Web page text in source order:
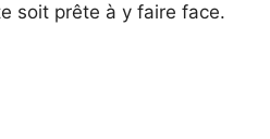
soit prête à y faire face.